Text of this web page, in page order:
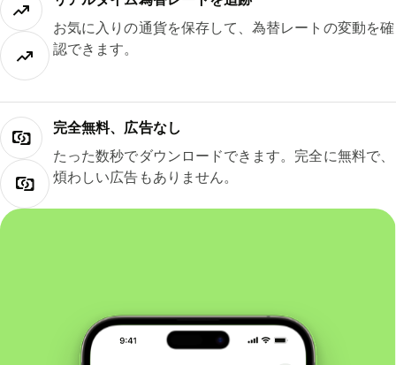
お気に入りの通貨を保存して、為替レートの変動を確
認できます。
完全無料、広告なし
たった数秒でダウンロードできます。完全に無料で、
煩わしい広告もありません。